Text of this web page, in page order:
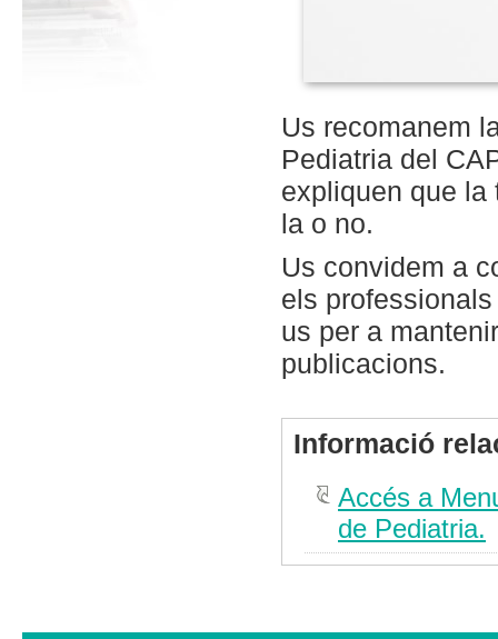
Us recomanem
Pediatria del
expliquen que la
la o no.
Us convidem a
els
us per a
publicacions.
Informació
Accés a
de Pediatria.